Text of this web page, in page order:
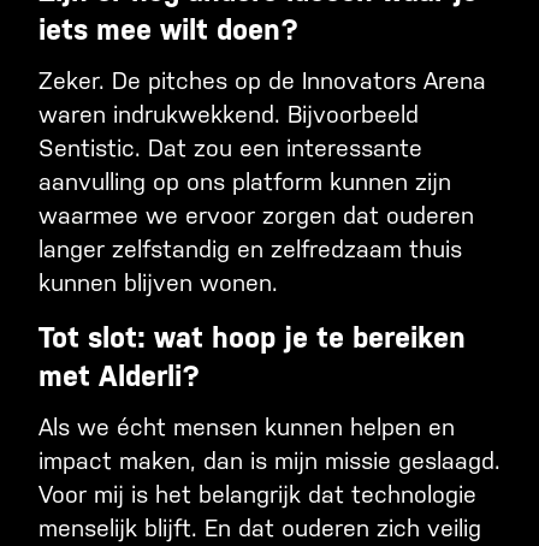
iets mee wilt doen?
Zeker. De pitches op de Innovators Arena
waren indrukwekkend. Bijvoorbeeld
Sentistic. Dat zou een interessante
aanvulling op ons platform kunnen zijn
waarmee we ervoor zorgen dat ouderen
langer zelfstandig en zelfredzaam thuis
kunnen blijven wonen.
Tot slot: wat hoop je te bereiken
met Alderli?
Als we écht mensen kunnen helpen en
impact maken, dan is mijn missie geslaagd.
Voor mij is het belangrijk dat technologie
menselijk blijft. En dat ouderen zich veilig